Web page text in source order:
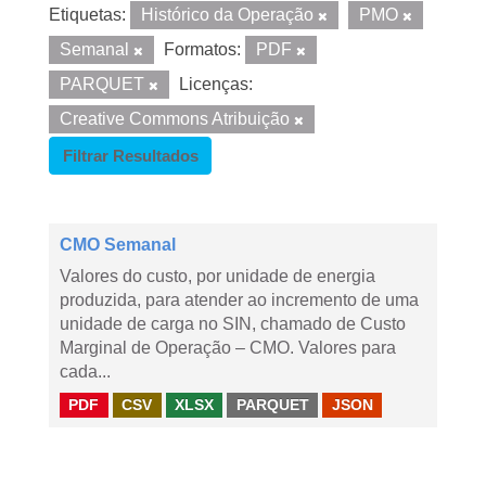
Etiquetas: Histórico da Operação
PMO
Semanal
Formatos:
PDF
PARQUET
Licenças:
Creative Commons Atribuição
Filtrar Resultados
CMO Semanal
Valores do custo, por unidade de energia
produzida, para atender ao incremento de uma
unidade de carga no SIN, chamado de Custo
Marginal de Operação – CMO. Valores para
cada...
PDF CSV XLSX PARQUET JSON